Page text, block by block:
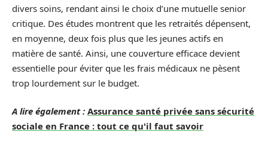
divers soins, rendant ainsi le choix d’une mutuelle senior
critique. Des études montrent que les retraités dépensent,
en moyenne, deux fois plus que les jeunes actifs en
matière de santé. Ainsi, une couverture efficace devient
essentielle pour éviter que les frais médicaux ne pèsent
trop lourdement sur le budget.
A lire également : Assurance santé privée sans sécurité
sociale en France : tout ce qu'il faut savoir